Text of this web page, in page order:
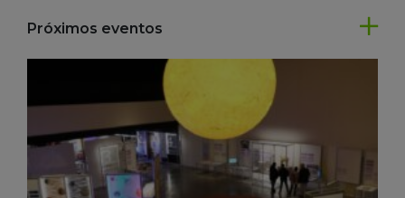
Próximos eventos